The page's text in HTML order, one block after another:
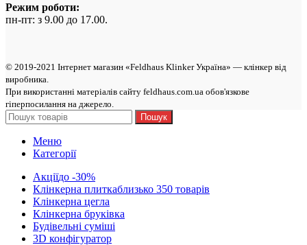
Режим роботи:
пн-пт: з 9.00 до 17.00.
© 2019-2021 Інтернет магазин «Feldhaus Klinker Україна» — клінкер від
виробникa.
При використанні матеріалів сайту feldhaus.com.ua обов'язкове
гіперпосилання на джерело.
Пошук
Меню
Категорії
Акціїдо -30%
Клінкерна плиткаблизько 350 товарів
Клінкерна цегла
Клінкерна бруківка
Будівельні суміші
3D конфігуратор